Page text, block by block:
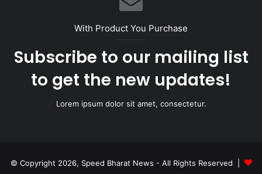
With Product You Purchase
Subscribe to our mailing list
to get the new updates!
Lorem ipsum dolor sit amet, consectetur.
© Copyright 2026, Speed Bharat News - All Rights Reserved |